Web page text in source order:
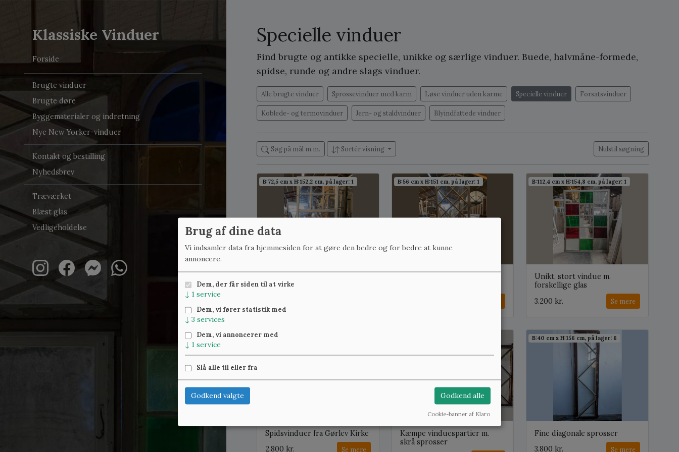
Klassiske Vinduer
Forside
Brugte vinduer
Brugte døre
Byggematerialer og indretning
Nye New Yorker-vinduer
Kontakt og bestilling
Nyhedsbrev
Træværket
Blæst glas
Vedligeholdelse
Specielle vinduer
Find brugte og antikke specielle, unikke og særlige vinduer. Buede, halvmåne-formede,
spidse, runde og andre slags vinduer.
Alle brugte vinduer Sprossevinduer med karm Løse vinduer uden karme Specielle vinduer Forsatsvinduer
Koblede- og termovinduer Jern- og staldvinduer Blyindfattede vinduer
Søg på mål m.m. Sortér visning Nulstil søgning
B:72,5 cm x H:152,2 cm, på lager: 1
vinduesramme
B:56 cm x H:151 cm, på lager: 1 B:112,4 cm x H:154,8 cm, på lager: 1
Unikt, stort vindue m.
forskellige glas
3.200 kr.
Se mere
B:51 cm x H:151 cm, på lager: 1
Spidsvinduer fra Gørlev Kirke
2.800 kr.
Se mere
Kæmpe vinduespartier m.
skrå sprosser
B:40 cm x H:156 cm, på lager: 6
Fine diagonale sprosser
3.800 kr.
Se mere
Brug af dine data
Vi indsamler data fra hjemmesiden for at gøre den bedre og for bedre at kunne
annoncere.
Dem, der får siden til at virke
↓ 1 service
Dem, vi fører statistik med
↓ 3 services
Dem, vi annoncerer med
↓ 1 service
Slå alle til eller fra
Godkend valgte Godkend alle
Cookie-banner af Klaro